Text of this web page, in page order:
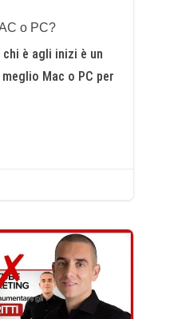
o PC?
chi è agli inizi è un
Mac o PC per